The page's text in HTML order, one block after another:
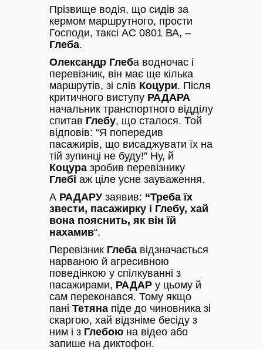
Прізвище водія, що сидів за
кермом маршрутного, прости
Господи, таксі АС 0801 ВА, –
Глеба.
Олександр Глеба водночас і
перевізник, він має ще кілька
маршрутів, зі слів Коцури. Після
критичного виступу РАДАРА
начальник транспортного відділу
спитав Глебу, що сталося. Той
відповів: “Я попередив
пасажирів, що висаджувати їх на
тій зупинці не буду!” Ну, й
Коцура зробив перевізнику
Глебі аж ціле усне зауваження.
А РАДАРУзаявив: “Треба їх
звести, пасажирку і Глебу, хай
вона пояснить, як він їй
нахамив“.
Перевізник Глеба відзначається
нарваною й агресивною
поведінкою у спілкуванні з
пасажирами, РАДАР у цьому й
сам переконався. Тому якщо
пані Тетяна піде до чиновника зі
скаргою, хай відзніме бесіду з
ним і з Глебою на відео або
запише на диктофон.